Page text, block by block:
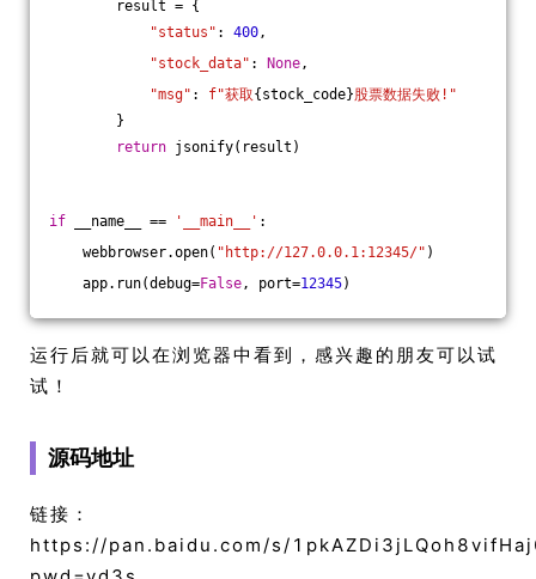
result = {
"status" : 400,
"stock_data" : None,
"msg" : f"获取{stock_code}股票数据失败!"
}
return jsonify(result)
if __name__ == '__main__' :
webbrowser.open( "http://127.0.0.1:12345/" )
app.run(debug=False, port=12345)
运行后就可以在浏览器中看到，感兴趣的朋友可以试
试！
源码地址
链接：
https://pan.baidu.com/s/